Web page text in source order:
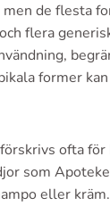
de flesta
flera
former
ofta
som
eller